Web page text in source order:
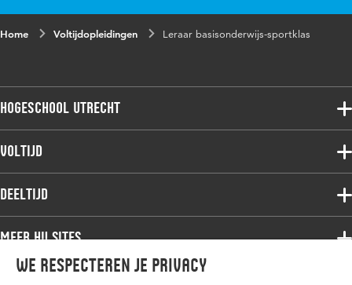
We respecteren je privacy
Home Voltijdopleidingen Leraar basisonderwijs-sportklas
Hogeschool Utrecht
Voltijdopleidingen
Deeltijdopleidingen
Onderzoek
Werken bij de HU
Voltijd
Associate degree
Bachelor
Master
Studiekeuze voltijd
Deeltijd
Associate degree
Bachelor
Meer HU sites
HU International